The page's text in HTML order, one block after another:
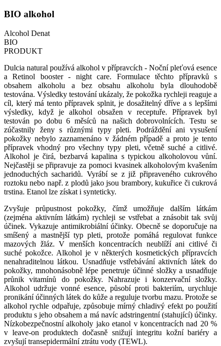
BIO alkohol
Alcohol Denat
BIO
PRODUKT
Dulcia natural používá alkohol v přípravcích - Noční pleťová esence
a Retinol booster - night care. Formulace těchto přípravků s
obsahem alkoholu a bez obsahu alkoholu byla dlouhodobě
testována. Výsledky testování ukázaly, že pokožka rychleji reaguje a
cíl, který má tento přípravek splnit, je dosažitelný dříve a s lepšími
výsledky, když je alkohol obsažen v receptuře. Přípravek byl
testován po dobu 6 měsíců na našich dobrovolnících. Testu se
zúčastnily ženy s různými typy pleti. Podráždění ani vysušení
pokožky nebylo zaznamenáno v žádném případě a proto je tento
přípravek vhodný pro všechny typy pleti, včetně suché a citlivé.
Alkohol je čirá, bezbarvá kapalina s typickou alkoholovou vůní.
Nejčastěji se připravuje za pomoci kvasinek alkoholovým kvašením
jednoduchých sacharidů. Vyrábí se z již připraveného cukrového
roztoku nebo např. z plodů jako jsou brambory, kukuřice či cukrová
trstina. Etanol lze získat i synteticky.
Zvyšuje průpustnost pokožky, čímž umožňuje dalším látkám
(zejména aktivním látkám) rychleji se vstřebat a znásobit tak svůj
účinek. Vykazuje antimikrobiální účinky. Obecně se doporučuje na
smíšený a mastnější typ pleti, protože pomáhá regulovat funkce
mazových žláz. V menších koncentracích neublíží ani citlivé či
suché pokožce. Alkohol je v některých kosmetických přípravcích
nenahraditelnou látkou. Usnadňuje vstřebávání aktivních látek do
pokožky, mnohonásobně lépe penetruje účinné složky a usnadňuje
průnik vitamínů do pokožky. Nahrazuje i konzervační složky.
Alkohol udržuje vonné esence, působí proti bakteriím, urychluje
pronikání účinných látek do kůže a reguluje tvorbu mazu. Protože se
alkohol rychle odpařuje, způsobuje mírný chladivý efekt po použití
produktu s jeho obsahem a má navíc adstringentní (stahující) účinky.
Nízkobezpečnostní alkoholy jako etanol v koncentracích nad 20 %
v leave-on produktech dočasně snižují integritu kožní bariéry a
zvyšují transepidermální ztrátu vody (TEWL).